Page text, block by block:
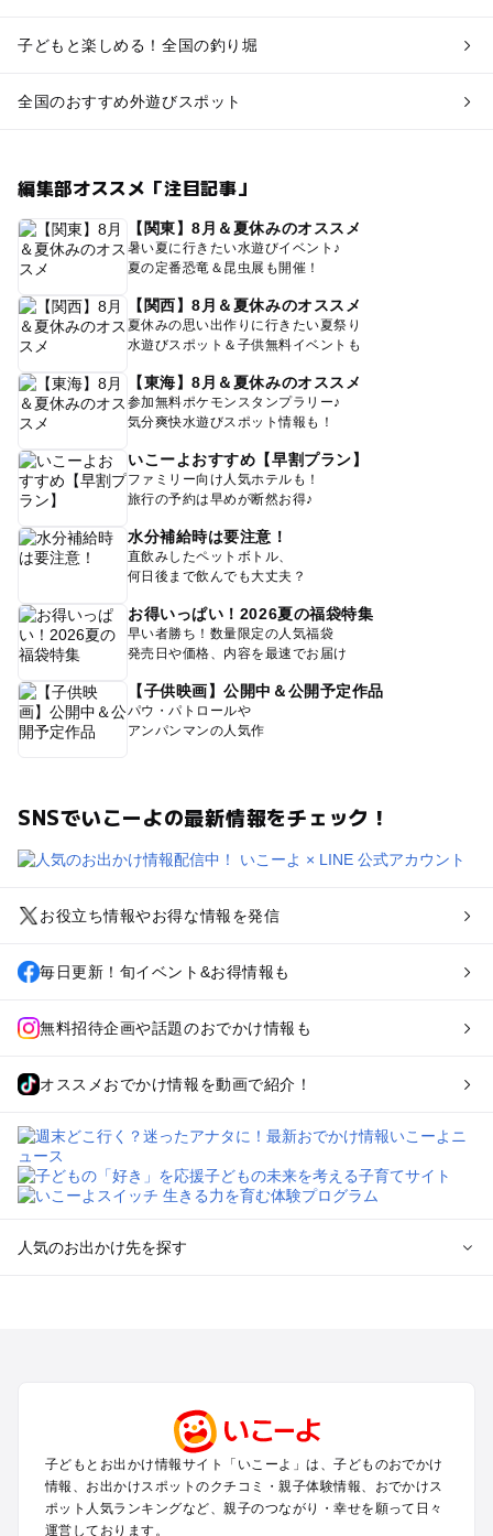
子どもと楽しめる！全国の釣り堀
全国のおすすめ外遊びスポット
編集部オススメ「注目記事」
【関東】8月＆夏休みのオススメ
暑い夏に行きたい水遊びイベント♪
夏の定番恐竜＆昆虫展も開催！
【関西】8月＆夏休みのオススメ
夏休みの思い出作りに行きたい夏祭り
水遊びスポット＆子供無料イベントも
【東海】8月＆夏休みのオススメ
参加無料ポケモンスタンプラリー♪
気分爽快水遊びスポット情報も！
いこーよおすすめ【早割プラン】
ファミリー向け人気ホテルも！
旅行の予約は早めが断然お得♪
水分補給時は要注意！
直飲みしたペットボトル、
何日後まで飲んでも大丈夫？
お得いっぱい！2026夏の福袋特集
早い者勝ち！数量限定の人気福袋
発売日や価格、内容を最速でお届け
【子供映画】公開中＆公開予定作品
パウ・パトロールや
アンパンマンの人気作
SNSでいこーよの最新情報をチェック！
お役立ち情報やお得な情報を発信
毎日更新！旬イベント&お得情報も
無料招待企画や話題のおでかけ情報も
オススメおでかけ情報を動画で紹介！
人気のお出かけ先を探す
関西のプールおでかけ
中国･四国のプールおでかけ
九州･沖縄のプールおでかけ
子どもとお出かけ情報サイト「いこーよ」は、子どものおでかけ
情報、お出かけスポットのクチコミ・親子体験情報、おでかけス
ポット人気ランキングなど、親子のつながり・幸せを願って日々
運営しております。